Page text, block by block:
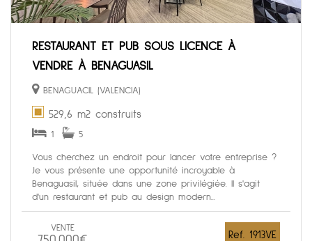
RESTAURANT ET PUB SOUS LICENCE À
VENDRE À BENAGUASIL
BENAGUACIL (VALENCIA)
529,6 m2 construits
1 5
Vous cherchez un endroit pour lancer votre entreprise ?
Je vous présente une opportunité incroyable à
Benaguasil, située dans une zone privilégiée. Il s'agit
d'un restaurant et pub au design modern...
VENTE
Ref. 1913VE